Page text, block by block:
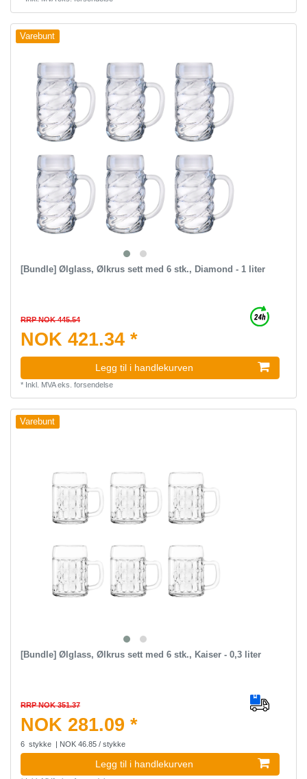
Varebunt
[Bundle] Ølglass, Ølkrus sett med 6 stk., Diamond - 1 liter
RRP NOK 445.54
NOK 421.34 *
Legg til i handlekurven
* Inkl. MVAeks. forsendelse
Varebunt
[Bundle] Ølglass, Ølkrus sett med 6 stk., Kaiser - 0,3 liter
RRP NOK 351.37
NOK 281.09 *
6 stykke | NOK 46.85 / stykke
Legg til i handlekurven